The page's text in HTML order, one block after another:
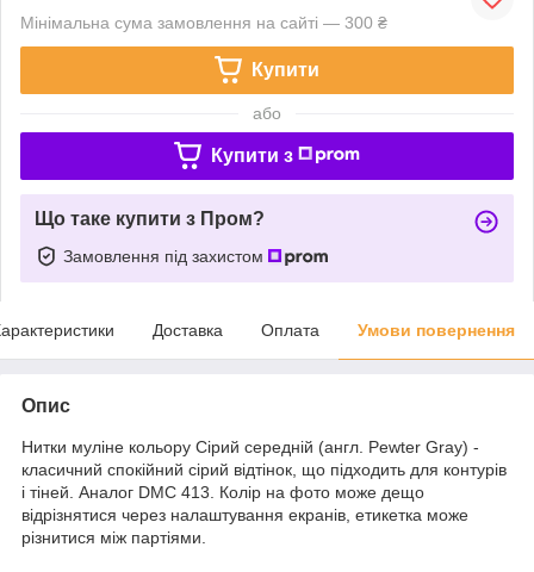
Мінімальна сума замовлення на сайті — 300 ₴
Купити
або
Купити з
Що таке купити з Пром?
Замовлення під захистом
Доставка Оплата Умови повернення
Опис
Нитки муліне кольору Сірий середній (англ. Pewter Gray) -
класичний спокійний сірий відтінок, що підходить для контурів
і тіней. Аналог DMC 413. Колір на фото може дещо
відрізнятися через налаштування екранів, етикетка може
різнитися між партіями.